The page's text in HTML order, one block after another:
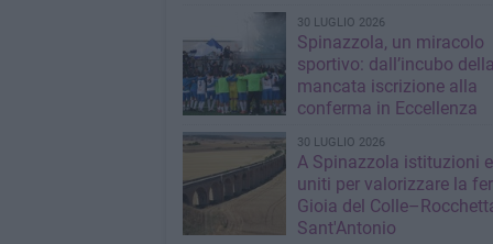
30 LUGLIO 2026
Spinazzola, un miracolo
sportivo: dall’incubo della
mancata iscrizione alla
conferma in Eccellenza
30 LUGLIO 2026
A Spinazzola istituzioni
uniti per valorizzare la
Gioia del
Sant'Antonio